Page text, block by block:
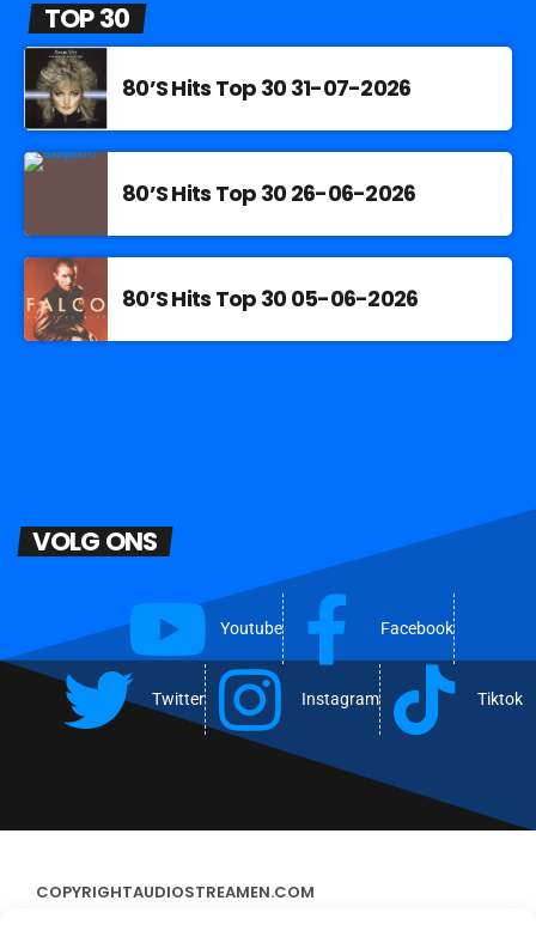
TOP 30
80’S Hits Top 30 31-07-2026
80’S Hits Top 30 26-06-2026
80’S Hits Top 30 05-06-2026
VOLG ONS
Youtube Facebook
Twitter Instagram Tiktok
COPYRIGHTAUDIOSTREAMEN.COM